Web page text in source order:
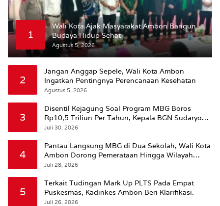
1
Wali Kota Ajak Masyarakat Ambon Bangun
Budaya Hidup Sehat
Agustus 5, 2026
2
Jangan Anggap Sepele, Wali Kota Ambon
Ingatkan Pentingnya Perencanaan Kesehatan
Agustus 5, 2026
3
Disentil Kejagung Soal Program MBG Boros
Rp10,5 Triliun Per Tahun, Kepala BGN Sudaryono
Beri Penjelasan
Juli 30, 2026
4
Pantau Langsung MBG di Dua Sekolah, Wali Kota
Ambon Dorong Pemerataan Hingga Wilayah
Leitimur Selatan
Juli 28, 2026
5
Terkait Tudingan Mark Up PLTS Pada Empat
Puskesmas, Kadinkes Ambon Beri Klarifikasi.
Juli 26, 2026